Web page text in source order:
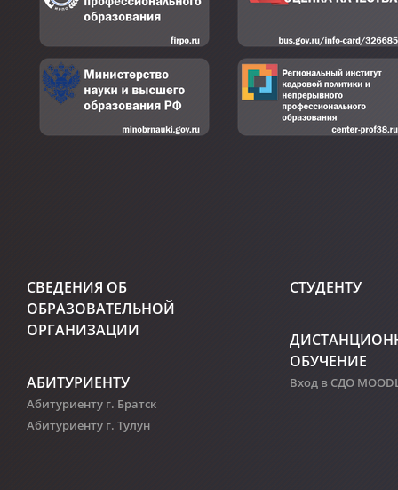
СВЕДЕНИЯ ОБ
ОБРАЗОВАТЕЛЬНОЙ
ОРГАНИЗАЦИИ
АБИТУРИЕНТУ
Абитуриенту г. Братск
Абитуриенту г. Тулун
СТУДЕНТУ
ОБУЧЕНИЕ
Вход в СДО